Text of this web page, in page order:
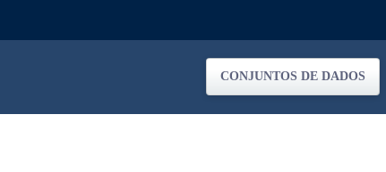
CONJUNTOS DE DADOS